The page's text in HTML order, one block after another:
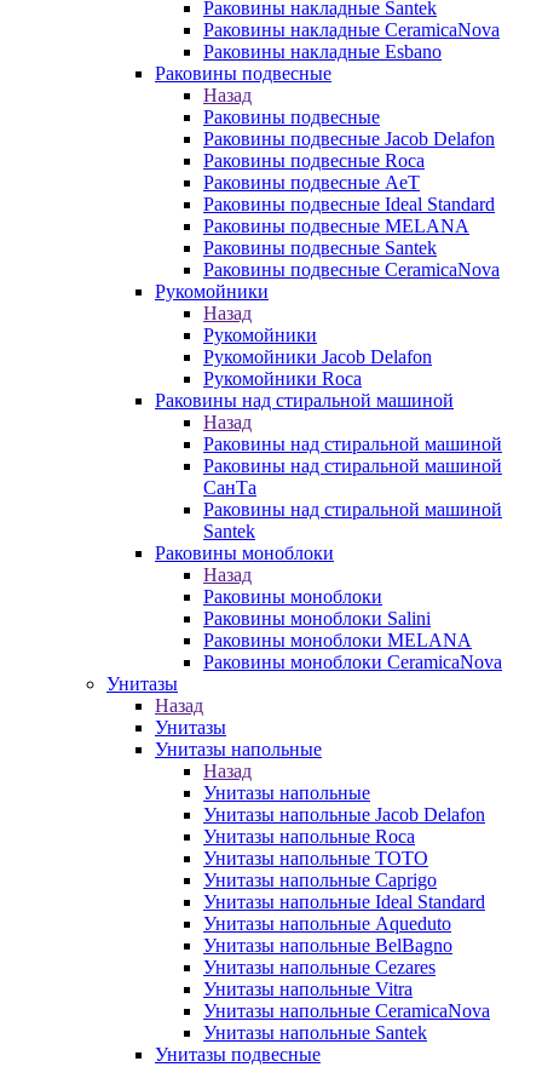
Раковины накладные Santek
Раковины накладные CeramicaNova
Раковины накладные Esbano
Раковины подвесные
Назад
Раковины подвесные
Раковины подвесные Jacob Delafon
Раковины подвесные Roca
Раковины подвесные AeT
Раковины подвесные Ideal Standard
Раковины подвесные MELANA
Раковины подвесные Santek
Раковины подвесные CeramicaNova
Рукомойники
Назад
Рукомойники
Рукомойники Jacob Delafon
Рукомойники Roca
Раковины над стиральной машиной
Назад
Раковины над стиральной машиной
Раковины над стиральной машиной
СанТа
Раковины над стиральной машиной
Santek
Раковины моноблоки
Назад
Раковины моноблоки
Раковины моноблоки Salini
Раковины моноблоки MELANA
Раковины моноблоки CeramicaNova
Унитазы
Назад
Унитазы
Унитазы напольные
Назад
Унитазы напольные
Унитазы напольные Jacob Delafon
Унитазы напольные Roca
Унитазы напольные TOTO
Унитазы напольные Caprigo
Унитазы напольные Ideal Standard
Унитазы напольные Aqueduto
Унитазы напольные BelBagno
Унитазы напольные Cezares
Унитазы напольные Vitra
Унитазы напольные CeramicaNova
Унитазы напольные Santek
Унитазы подвесные